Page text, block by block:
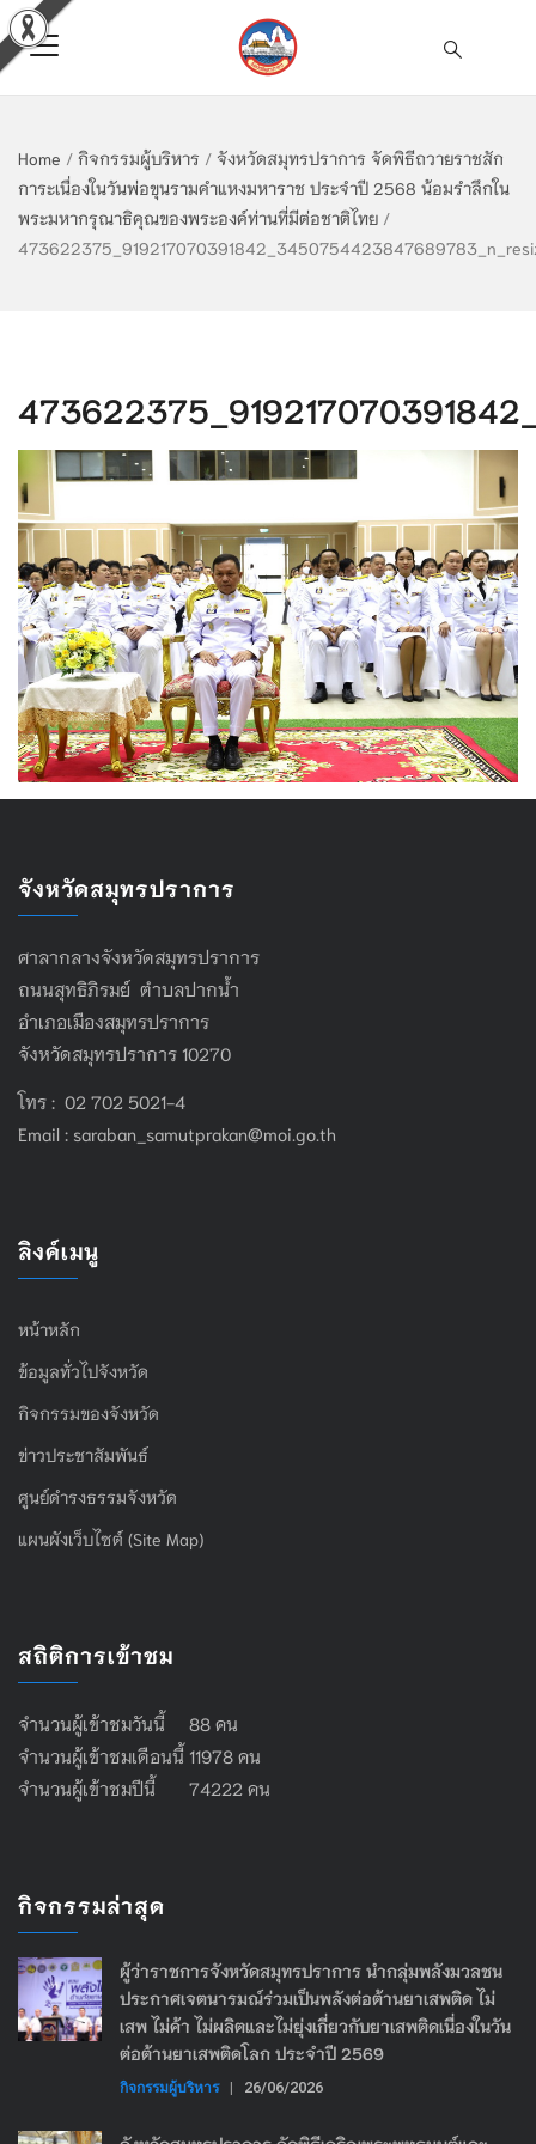
Home / กิจกรรมผู้บริหาร / จังหวัดสมุทรปราการ จัดพิธีถวายราชสัก
การะเนื่องในวันพ่อขุนรามคำแหงมหาราช ประจำปี 2568 น้อมรำลึกใน
พระมหากรุณาธิคุณของพระองค์ท่านที่มีต่อชาติไทย /
จังหวัดสมุทรปราการ
ศาลากลางจังหวัดสมุทรปราการ
ถนนสุทธิภิรมย์ ตำบลปากน้ำ
อำเภอเมืองสมุทรปราการ
จังหวัดสมุทรปราการ 10270
โทร : 02 702 5021-4
Email : saraban_samutprakan@moi.go.th
ลิงค์เมนู
หน้าหลัก
ข้อมูลทั่วไปจังหวัด
กิจกรรมของจังหวัด
ข่าวประชาสัมพันธ์
ศูนย์ดำรงธรรมจังหวัด
แผนผังเว็บไซต์ (Site Map)
สถิติการเข้าชม
จำนวนผู้เข้าชมวันนี้ 88 คน
จำนวนผู้เข้าชมเดือนนี้ 11978 คน
จำนวนผู้เข้าชมปีนี้ 74222 คน
กิจกรรมล่าสุด
ผู้ว่าราชการจังหวัดสมุทรปราการ นำกลุ่มพลังมวลชน
ประกาศเจตนารมณ์ร่วมเป็นพลังต่อต้านยาเสพติด ไม่
เสพ ไม่ค้า ไม่ผลิตและไม่ยุ่งเกี่ยวกับยาเสพติดเนื่องในวัน
ต่อต้านยาเสพติดโลก ประจำปี 2569
กิจกรรมผู้บริหาร | 26/06/2026